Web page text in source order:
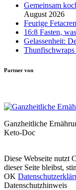
Gemeinsam
August 2026
Feurige
16:8 Fasten,
Gelassenheit:
Thunfischwraps
Partner von
Ganzheitliche
Keto-Doc
Diese Webseite nutzt
dieser Seite bleibst,
OK
Datenschutzhinweis